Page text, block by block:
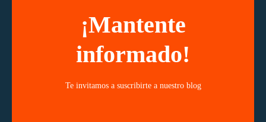
¡Mantente
informado!
Te invitamos a suscribirte a nuestro blog